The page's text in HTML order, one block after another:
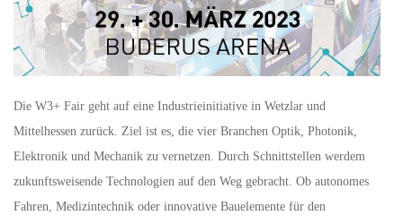
Die W3+ Fair geht auf eine Industrieinitiative in Wetzlar und
Mittelhessen zurück. Ziel ist es, die vier Branchen Optik, Photonik,
Elektronik und Mechanik zu vernetzen. Durch Schnittstellen werdem
zukunftsweisende Technologien auf den Weg gebracht. Ob autonomes
Fahren, Medizintechnik oder innovative Bauelemente für den